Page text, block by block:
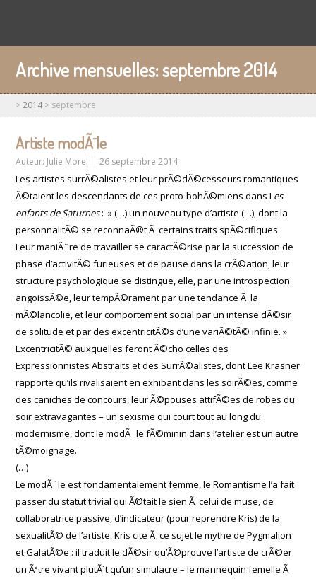
Archive mensuelles:septembre 2014
>2014 > septembre
Artiste modÃ¨le
Auteur: Julie Morel 26 septembre 2014
Les artistes surrÃ©alistes et leur prÃ©dÃ©cesseurs romantiques
Ã©taient les descendants de ces proto-bohÃ©miens dans Les
enfants de Saturnes: » (…) un nouveau type d’artiste (…), dont la
personnalitÃ© se reconnaÃ®t Ã certains traits spÃ©cifiques.
Leur maniÃ¨re de travailler se caractÃ©rise par la succession de
phase d’activitÃ© furieuses et de pause dans la crÃ©ation, leur
structure psychologique se distingue, elle, par une introspection
angoissÃ©e, leur tempÃ©rament par une tendance Ã la
mÃ©lancolie, et leur comportement social par un intense dÃ©sir
de solitude et par des excentricitÃ©s d’une variÃ©tÃ© infinie. »
ExcentricitÃ© auxquelles feront Ã©cho celles des
Expressionnistes Abstraits et des SurrÃ©alistes, dont Lee Krasner
rapporte qu’ils rivalisaient en exhibant dans les soirÃ©es, comme
des caniches de concours, leur Ã©pouses attifÃ©es de robes du
soir extravagantes – un sexisme qui court tout au long du
modernisme, dont le modÃ¨le fÃ©minin dans l’atelier est un autre
tÃ©moignage.
(…)
Le modÃ¨le est fondamentalement femme, le Romantisme l’a fait
passer du statut trivial qui Ã©tait le sien Ã celui de muse, de
collaboratrice passive, d’indicateur (pour reprendre Kris) de la
sexualitÃ© de l’artiste. Kris cite Ã ce sujet le mythe de Pygmalion
et GalatÃ©e : il traduit le dÃ©sir qu’Ã©prouve l’artiste de crÃ©er
un Ãªtre vivant plutÃ´t qu’un simulacre – le mannequin femelle Ã